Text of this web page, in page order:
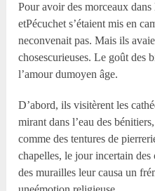
Pour avoir des morceaux
etPécuchet s’étaient mis en
neconvenait pas. Mais ils
chosescurieuses. Le goût des
l’amour dumoyen âge.
D’abord, ils visitèrent les
mirant dans l’eau des
comme des tentures de
chapelles, le jour incertain
des murailles leur causa un